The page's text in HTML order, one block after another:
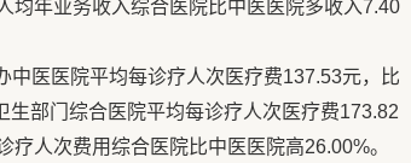
均年业务收入综合医院比中医医院多收入7.40
医医院平均每诊疗人次医疗费137.53元，比
部门综合医院平均每诊疗人次医疗费173.82
人次费用综合医院比中医医院高26.00%。